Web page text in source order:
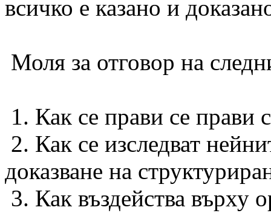
всичко е казано и
Моля за отговор на
1. Как се прави се прави
2. Как се изследват
доказване на
3. Как въздейства върху